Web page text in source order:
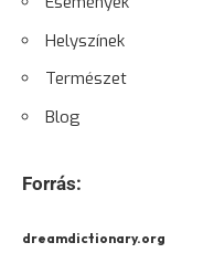
Helyszínek
Természet
Blog
Forrás:
dreamdictionary.org